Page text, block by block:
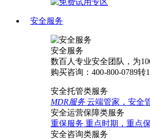
安全服务
安全服务
数百人专业安全团队，为
购买咨询：400-800-0789转1
安全托管类服务
MDR服务 云端管家，安全
安全运营保障类服务
重保服务 重点时期，重点
安全咨询类服务